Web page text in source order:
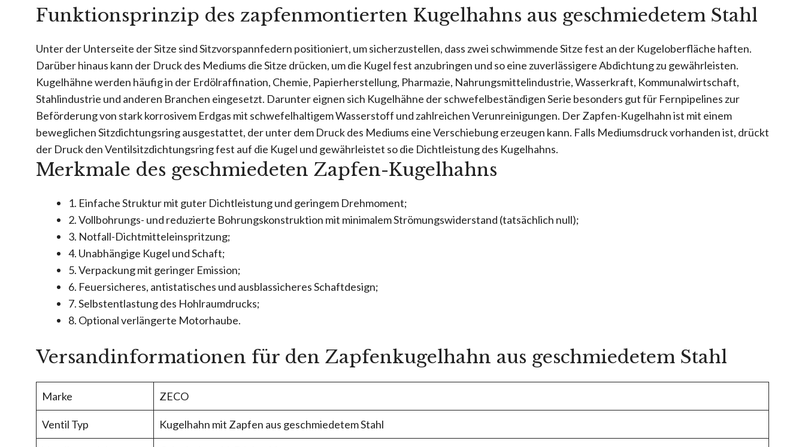
Funktionsprinzip des zapfenmontierten Kugelhahns aus geschmiedetem Stahl
Unter der Unterseite der Sitze sind Sitzvorspannfedern positioniert, um sicherzustellen, dass zwei schwimmende Sitze fest an der Kugeloberfläche haften.
Darüber hinaus kann der Druck des Mediums die Sitze drücken, um die Kugel fest anzubringen und so eine zuverlässigere Abdichtung zu gewährleisten.
Kugelhähne werden häufig in der Erdölraffination, Chemie, Papierherstellung, Pharmazie, Nahrungsmittelindustrie, Wasserkraft, Kommunalwirtschaft,
Stahlindustrie und anderen Branchen eingesetzt. Darunter eignen sich Kugelhähne der schwefelbeständigen Serie besonders gut für Fernpipelines zur
Beförderung von stark korrosivem Erdgas mit schwefelhaltigem Wasserstoff und zahlreichen Verunreinigungen. Der Zapfen-Kugelhahn ist mit einem
beweglichen Sitzdichtungsring ausgestattet, der unter dem Druck des Mediums eine Verschiebung erzeugen kann. Falls Mediumsdruck vorhanden ist, drückt
der Druck den Ventilsitzdichtungsring fest auf die Kugel und gewährleistet so die Dichtleistung des Kugelhahns.
Merkmale des geschmiedeten Zapfen-Kugelhahns
1. Einfache Struktur mit guter Dichtleistung und geringem Drehmoment;
2. Vollbohrungs- und reduzierte Bohrungskonstruktion mit minimalem Strömungswiderstand (tatsächlich null);
3. Notfall-Dichtmitteleinspritzung;
4. Unabhängige Kugel und Schaft;
5. Verpackung mit geringer Emission;
6. Feuersicheres, antistatisches und ausblassicheres Schaftdesign;
7. Selbstentlastung des Hohlraumdrucks;
8. Optional verlängerte Motorhaube.
Versandinformationen für den Zapfenkugelhahn aus geschmiedetem Stahl
Marke ZECO
Ventil Typ Kugelhahn mit Zapfen aus geschmiedetem Stahl